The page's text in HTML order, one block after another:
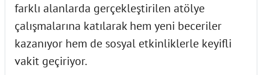
farklı alanlarda gerçekleştirilen atölye
çalışmalarına katılarak hem yeni beceriler
kazanıyor hem de sosyal etkinliklerle keyifli
vakit geçiriyor.